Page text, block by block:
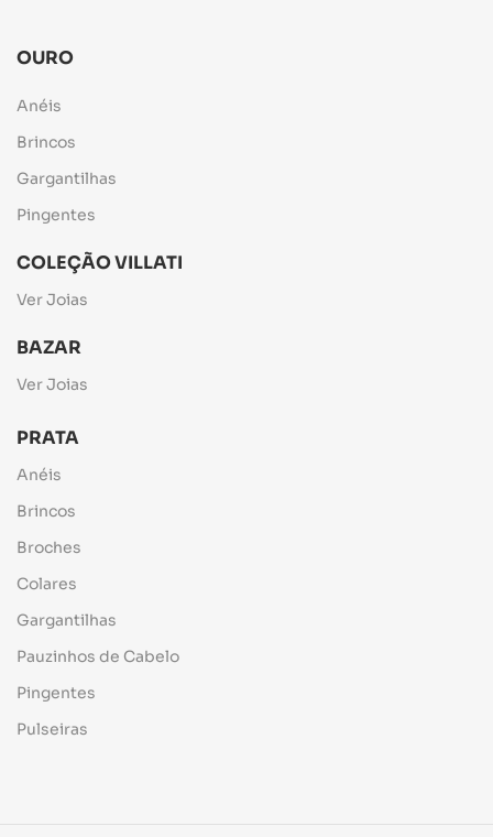
OURO
Anéis
Brincos
Gargantilhas
Pingentes
COLEÇÃO VILLATI
Ver Joias
BAZAR
Ver Joias
PRATA
Anéis
Brincos
Broches
Colares
Gargantilhas
Pauzinhos de Cabelo
Pingentes
Pulseiras